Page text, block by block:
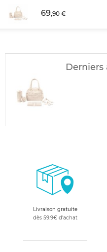
69,90 €
Derniers
Livraison gratuite
dès 59.9€ d'achat